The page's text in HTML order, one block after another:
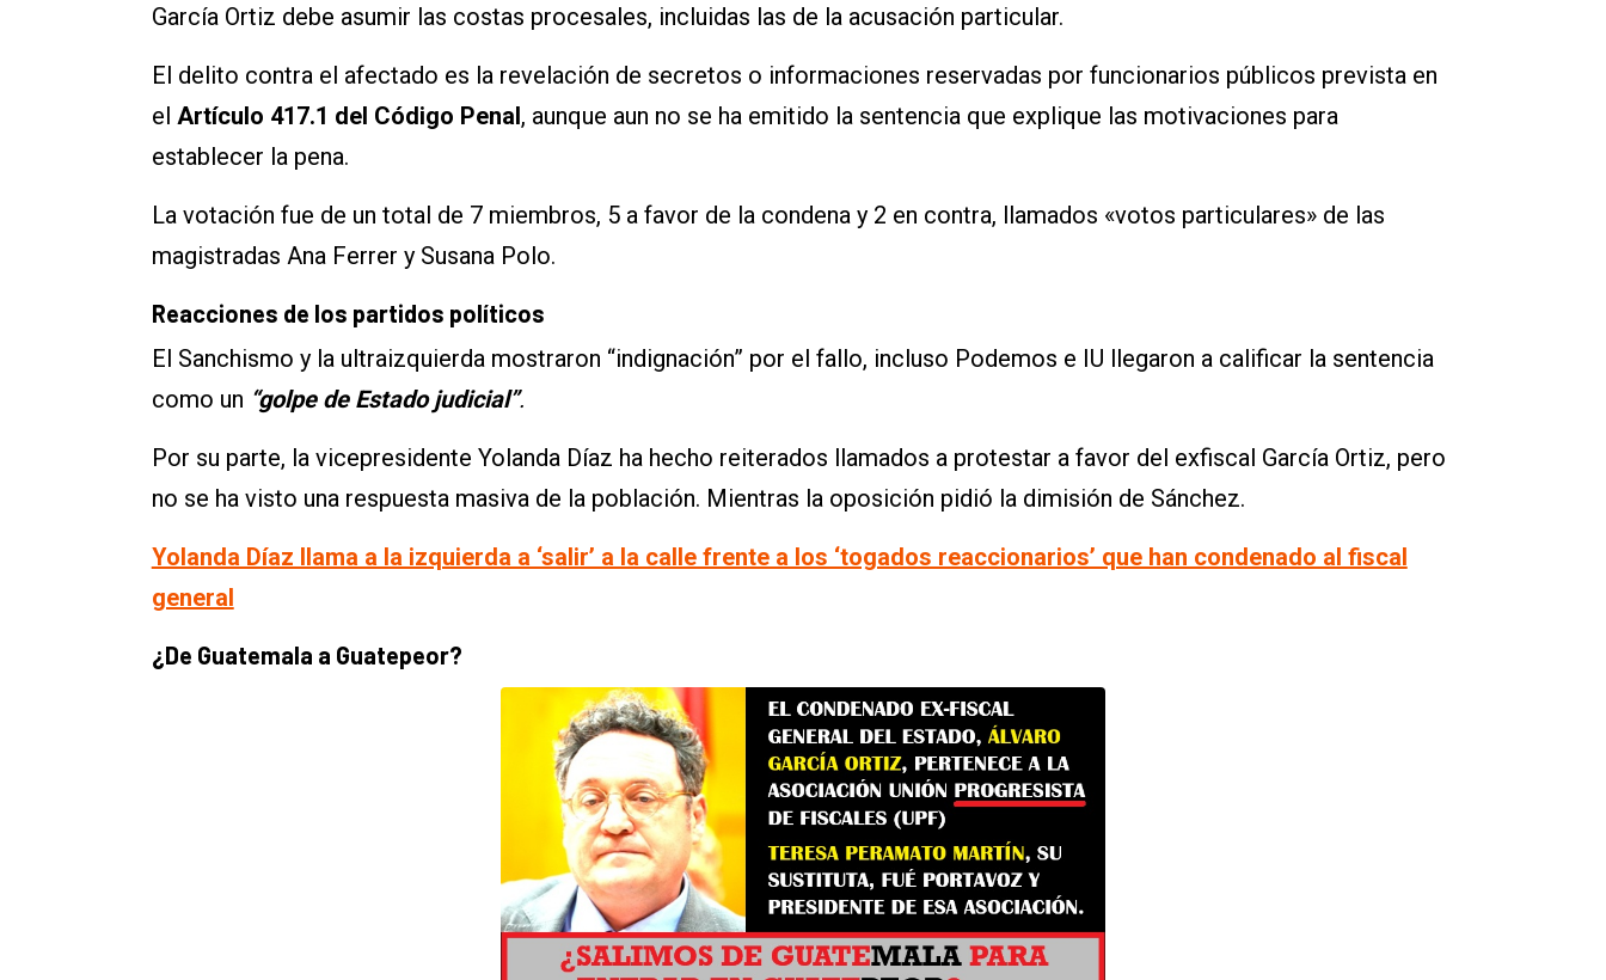
García Ortiz debe asumir las costas procesales, incluidas las de la acusación particular.
El delito contra el afectado es la revelación de secretos o informaciones reservadas por funcionarios públicos prevista en
el Artículo 417.1 del Código Penal, aunque aun no se ha emitido la sentencia que explique las motivaciones para
establecer la pena.
La votación fue de un total de 7 miembros, 5 a favor de la condena y 2 en contra, llamados «votos particulares» de las
magistradas Ana Ferrer y Susana Polo.
Reacciones de los partidos políticos
El Sanchismo y la ultraizquierda mostraron “indignación” por el fallo, incluso Podemos e IU llegaron a calificar la sentencia
como un “golpe de Estado judicial”.
Por su parte, la vicepresidente Yolanda Díaz ha hecho reiterados llamados a protestar a favor del exfiscal García Ortiz, pero
no se ha visto una respuesta masiva de la población. Mientras la oposición pidió la dimisión de Sánchez.
Yolanda Díaz llama a la izquierda a ‘salir’ a la calle frente a los ‘togados reaccionarios’ que han condenado al fiscal
general
¿De Guatemala a Guatepeor?